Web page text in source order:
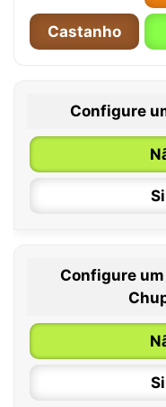
Castanho
Configure
6
Configure